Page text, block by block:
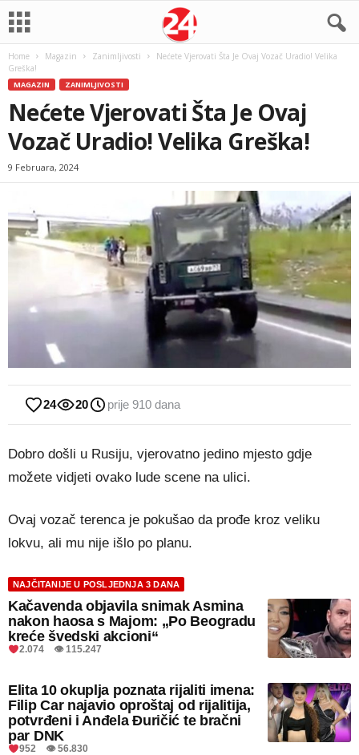
Home Magazin Zanimljivosti
Nećete Vjerovati Šta Je Ovaj Vozač Uradio! Velika
Greška!
MAGAZIN ZANIMLJIVOSTI
Nećete Vjerovati Šta Je Ovaj
Vozač Uradio! Velika Greška!
9 Februara, 2024
24 20 prije 910 dana
Dobro došli u Rusiju, vjerovatno jedino mjesto gdje
možete vidjeti ovako lude scene na ulici.
Ovaj vozač terenca je pokušao da prođe kroz veliku
lokvu, ali mu nije išlo po planu.
NAJČITANIJE U POSLJEDNJA 3 DANA
Kačavenda objavila snimak Asmina
nakon haosa s Majom: „Po Beogradu
kreće švedski akcioni“
2.074 👁 115.247
Elita 10 okuplja poznata rijaliti imena:
Filip Car najavio oproštaj od rijalitija,
potvrđeni i Anđela Đuričić te bračni
par DNK
952 👁 56.830